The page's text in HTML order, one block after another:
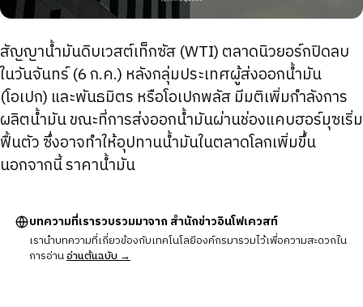
สัญญาน้ำมันดิบเวสต์เท็กซัส (WTI) ตลาดนิวยอร์กปิดลบ
ในวันจันทร์ (6 ก.ค.) หลังกลุ่มประเทศผู้ส่งออกน้ำมัน
(โอเปก) และพันธมิตร หรือโอเปกพลัส มีมติเพิ่มกำลังการ
ผลิตน้ำมัน ขณะที่การส่งออกน้ำมันผ่านช่องแคบฮอร์มุซเริ่ม
ฟื้นตัว ซึ่งอาจทำให้อุปทานน้ำมันในตลาดโลกเพิ่มขึ้น
นอกจากนี้ ราคาน้ำมัน
บทความที่เรารวบรวมมาจาก สำนักข่าวอินโฟเควสท์
เรานำบทความที่เกี่ยวข้องกับเทคโนโลยีองค์กรมารวมไว้เพื่อความสะดวกใน
การอ่านอ่านต้นฉบับ →